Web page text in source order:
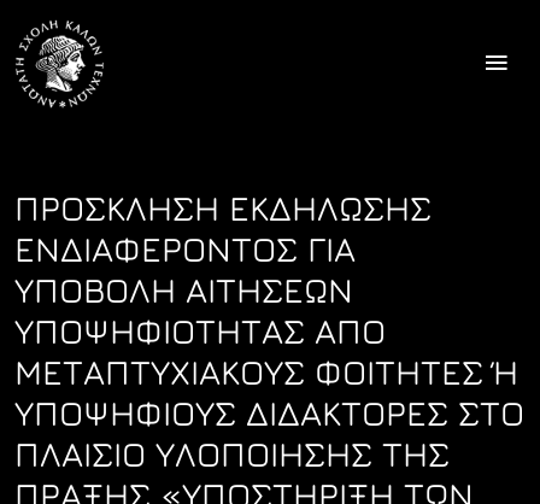
content
ΠΡΟΣΚΛΗΣΗ ΕΚΔΗΛΩΣΗΣ
ΕΝΔΙΑΦΕΡΟΝΤΟΣ ΓΙΑ
ΥΠΟΒΟΛΗ ΑΙΤΗΣΕΩΝ
ΥΠΟΨΗΦΙΟΤΗΤΑΣ ΑΠΟ
ΜΕΤΑΠΤΥΧΙΑΚΟΥΣ ΦΟΙΤΗΤΕΣ Ή
ΥΠΟΨΗΦΙΟΥΣ ΔΙΔΑΚΤΟΡΕΣ ΣΤΟ
ΠΛΑΙΣΙΟ ΥΛΟΠΟΙΗΣΗΣ ΤΗΣ
ΠΡΑΞΗΣ «ΥΠΟΣΤΗΡΙΞΗ ΤΩΝ